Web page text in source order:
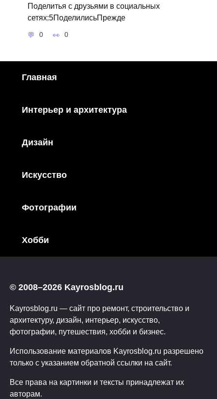
Поделитья с друзьями в социальных
сетях:5ПоделилисьПрежде
0 0
Главная
Интерьер и архитектура
Дизайн
Искусство
Фотографии
Хобби
© 2008–2026 Kayrosblog.ru
Kayrosblog.ru — сайт про ремонт, строительство и
архитектуру, дизайн, интерьер, искусство,
фотографии, путешествия, хобби и бизнес.
Использование материалов Kayrosblog.ru разрешено
только с указанием обратной ссылки на сайт.
Все права на картинки и тексты принадлежат их
авторам.